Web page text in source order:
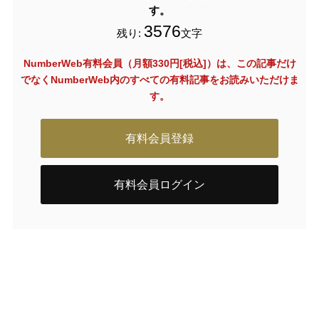
す。
残り: 3576文字
NumberWeb有料会員（月額330円[税込]）は、この記事だけ
でなく NumberWeb内のすべての有料記事をお読みいただけま
す。
有料会員登録
有料会員ログイン